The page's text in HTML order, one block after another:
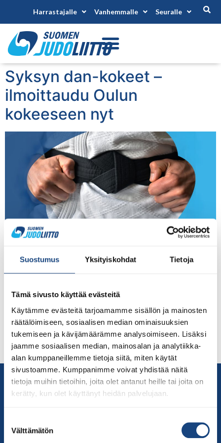
Suostumus Yksityiskohdat Tietoja
Tämä sivusto käyttää evästeitä
Käytämme evästeitä tarjoamamme sisällön ja mainosten
räätälöimiseen, sosiaalisen median ominaisuuksien
tukemiseen ja kävijämäärämme analysoimiseen. Lisäksi
jaamme sosiaalisen median, mainosalan ja analytiikka-
alan kumppaneillemme tietoja siitä, miten käytät
sivustoamme. Kumppanimme voivat yhdistää näitä
tietoja muihin tietoihin, joita olet antanut heille tai joita on
kerätty, kun olet käyttänyt heidän palvelujaan.
valinta
Välttämätön
Harrastajalle Vanhemmalle Seuralle
Syksyn dan-kokeet –
ilmoittaudu Oulun
kokeeseen nyt
SYKSYN 2021 DAN-KOKEET 25.9.2021, Oulu (Huom!
koulu, Leväsuontie 17, 90630 OULU Sali avataan klo 10,
on auki Suomisportissa 30.8.-12.9.2021. Siirry
ilmoittautua ne henkilöt, joilla on hyväksytty
vyökoehakemus. Vyökoekomissio suosittelee
osallistumista vain siinä tapauksessa, että kokeeseen
[…]
Yhteystiedot
Suomen Judoliitto